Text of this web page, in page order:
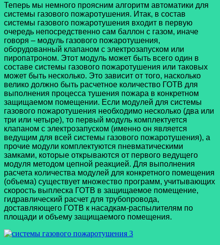
Теперь мы немного проясним алгоритм автоматики для
системы газового пожаротушения. Итак, в состав
системы газового пожаротушения входит в первую
очередь непосредственно сам баллон с газом, иначе
говоря – модуль газового пожаротушения,
оборудованный клапаном с электрозапуском или
пиропатроном. Этот модуль может быть всего один в
составе системы газового пожаротушения или таковых
может быть несколько. Это зависит от того, насколько
велико должно быть расчетное количество ГОТВ для
выполнения процесса тушения пожара в конкретном
защищаемом помещении. Если модулей для системы
газового пожаротушения необходимо несколько (два или
три или четыре), то первый модуль комплектуется
клапаном с электрозапуском (именно он является
ведущим для всей системы газового пожаротушения), а
прочие модули комплектуются пневматическими
замками, которые открываются от первого ведущего
модуля методом цепной реакцией. Для выполнения
расчета количества модулей для конкретного помещения
(объема) существует множество программ, учитывающих
скорость выплеска ГОТВ в защищаемое помещение,
гидравлический расчет для трубопровода,
доставляющего ГОТВ к насадкам-распылителям по
площади и объему защищаемого помещения.